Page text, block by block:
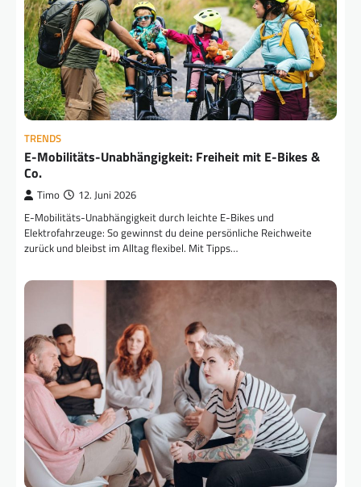
TRENDS
E-Mobilitäts-Unabhängigkeit: Freiheit mit E-Bikes &
Co.
Timo 12. Juni 2026
E-Mobilitäts-Unabhängigkeit durch leichte E-Bikes und
Elektrofahrzeuge: So gewinnst du deine persönliche Reichweite
zurück und bleibst im Alltag flexibel. Mit Tipps…